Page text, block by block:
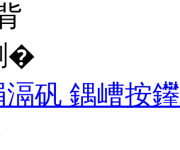
�
滆矾 鍝嶆按